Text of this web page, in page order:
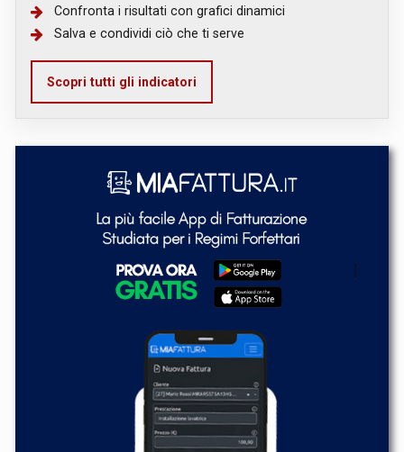
Confronta i risultati con grafici dinamici
Salva e condividi ciò che ti serve
Scopri tutti gli indicatori